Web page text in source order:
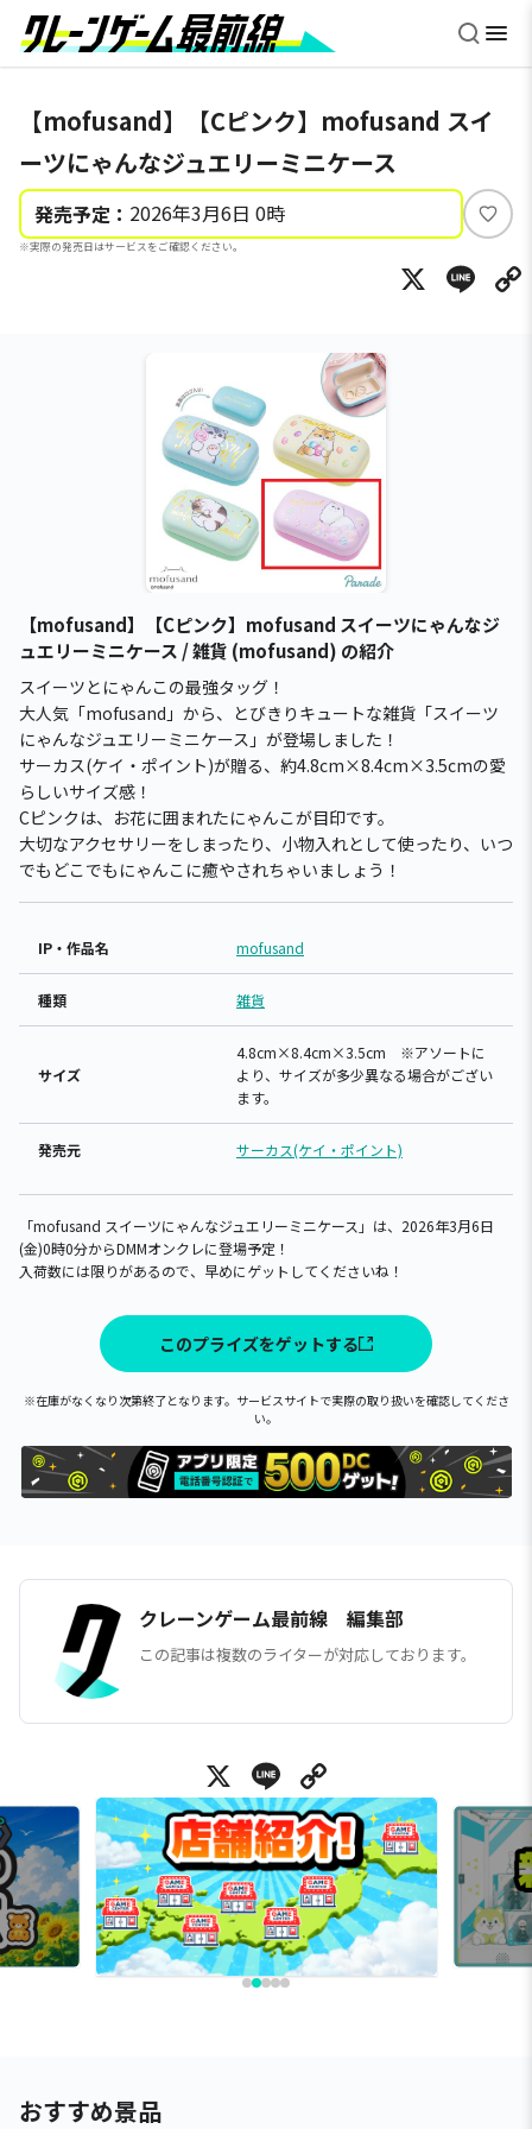
【mofusand】【Cピンク】mofusand スイ
ーツにゃんなジュエリーミニケース
発売予定： 2026年3月6日 0時
※実際の発売日はサービスをご確認ください。
い
ね
X
【mofusand】【Cピンク】mofusand スイーツにゃんなジ
ュエリーミニケース / 雑貨 (mofusand) の紹介
スイーツとにゃんこの最強タッグ！
大人気「mofusand」から、とびきりキュートな雑貨「スイーツ
にゃんなジュエリーミニケース」が登場しました！
サーカス(ケイ・ポイント)が贈る、約4.8cm×8.4cm×3.5cmの愛
らしいサイズ感！
Cピンクは、お花に囲まれたにゃんこが目印です。
大切なアクセサリーをしまったり、小物入れとして使ったり、いつ
でもどこでもにゃんこに癒やされちゃいましょう！
IP・作品名 mofusand
種類 雑貨
サイズ
4.8cm×8.4cm×3.5cm ※アソートに
より、サイズが多少異なる場合がござい
ます。
発売元 サーカス(ケイ・ポイント)
「mofusand スイーツにゃんなジュエリーミニケース」は、2026年3月6日
(金)0時0分からDMMオンクレに登場予定！
入荷数には限りがあるので、早めにゲットしてくださいね！
このプライズをゲットする
※在庫がなくなり次第終了となります。サービスサイトで実際の取り扱いを確認してくださ
い。
クレーンゲーム最前線 編集部
この記事は複数のライターが対応しております。
X Line
おすすめ景品